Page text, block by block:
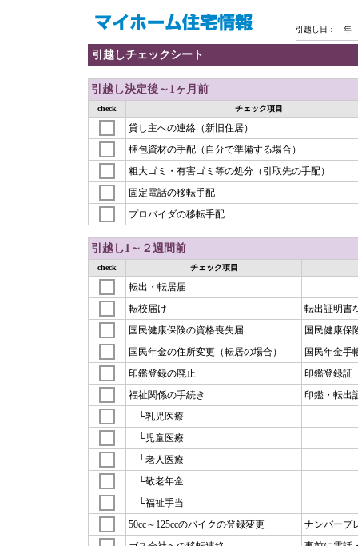
引越し日：
引越しチェックシート
引越し決定後～1ヶ月前
check チェック項目
貸し主への連絡（新旧住居）
梱包資材の手配（自分で準備する場合）
粗大ゴミ・有害ゴミ等の処分（引取先の手配）
固定電話の移転手配
プロバイダの移転手配
引越し1～２週間前
check チェック項目
転出・転居届
転校届け
転出証明書
国民健康保険の資格喪失届
国民健康保
国民年金の住所変更（転居の場合）
国民年金手
印鑑登録の廃止
印鑑登録証
福祉関係の手続き
印鑑・転出
└乳児医療
└児童医療
└老人医療
└敬老年金
└福祉手当
50cc～125ccのバイクの登録変更
ナンバープ